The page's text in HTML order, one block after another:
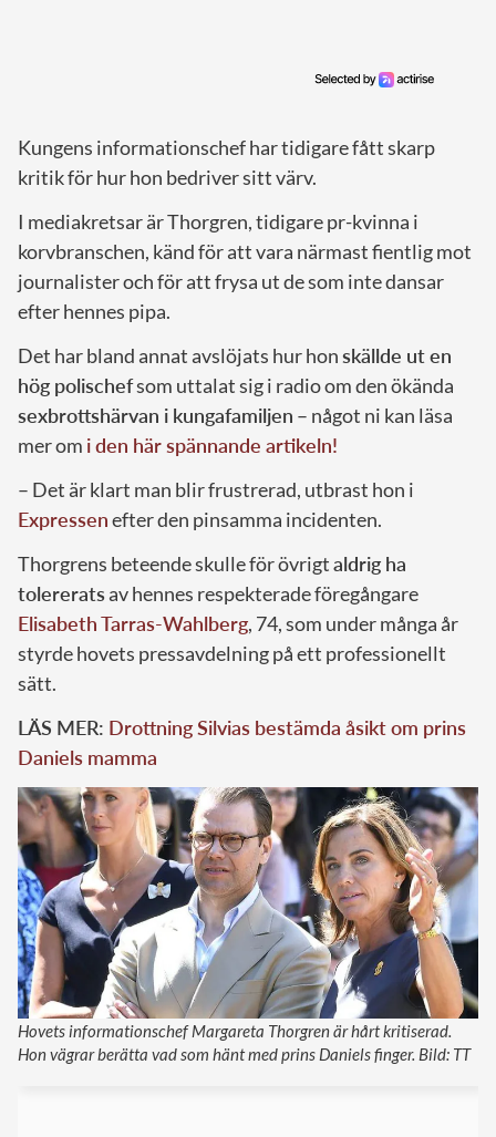
Kungens informationschef har tidigare fått skarp
kritik för hur hon bedriver sitt värv.
I mediakretsar är Thorgren, tidigare pr-kvinna i
korvbranschen, känd för att vara närmast fientlig mot
journalister och för att frysa ut de som inte dansar
efter hennes pipa.
Det har bland annat avslöjats hur honskällde ut en
hög polischefsom uttalat sig i radio om den ökända
sexbrottshärvan i kungafamiljen – något ni kan läsa
mer om i den här spännande artikeln!
– Det är klart man blir frustrerad, utbrast hon i
Expressenefter den pinsamma incidenten.
Thorgrens beteende skulle för övrigtaldrig ha
tolererats av hennes respekterade föregångare
Elisabeth Tarras-Wahlberg, 74, som under många år
styrde hovets pressavdelning på ett professionellt
sätt.
LÄS MER: Drottning Silvias bestämda åsikt om prins
Daniels mamma
Hovets informationschef Margareta Thorgren är hårt kritiserad.
Hon vägrar berätta vad som hänt med prins Daniels finger. Bild: TT